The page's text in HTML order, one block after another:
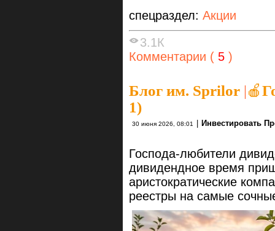
спецраздел: Акции
3.1К
Комментарии ( 5 )
Блог им. Sprilor |
1)
30 июня 2026, 08:01 Инвестировать
Господа-любители
дивидендное время
аристократические
реестры на самые